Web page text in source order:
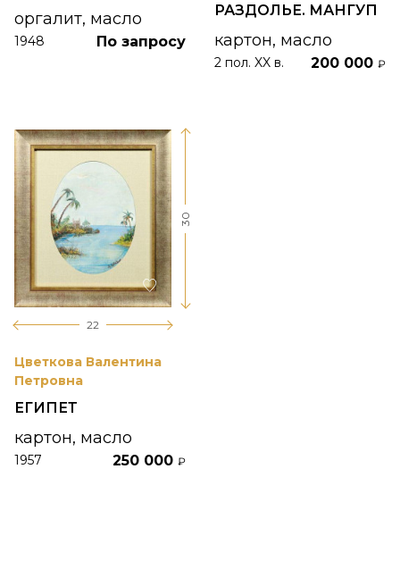
оргалит, масло
1948 По запросу
РАЗДОЛЬЕ. МАНГУП
картон, масло
2 пол. XX в. 200 000 ₽
22
30
Цветкова Валентина
Петровна
ЕГИПЕТ
картон, масло
1957 250 000 ₽